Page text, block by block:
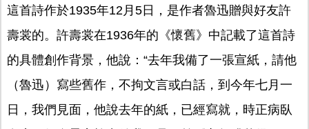
這首詩作於1935年12月5日，是作者魯迅贈與好友許
壽裳的。許壽裳在1936年的《懷舊》中記載了這首詩
的具體創作背景，他說：“去年我備了一張宣紙，請他
（魯迅）寫些舊作，不拘文言或白話，到今年七月一
日，我們見面，他說去年的紙，已經寫就，時正病臥